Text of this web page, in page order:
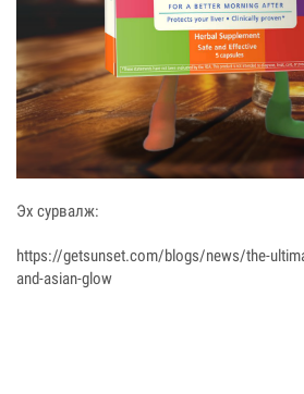
Эх сурвалж:
https://getsunset.com/blogs/news/the-
and-asian-glow